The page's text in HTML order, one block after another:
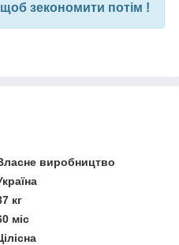
зекономити потім !
виробництво
кг
міс